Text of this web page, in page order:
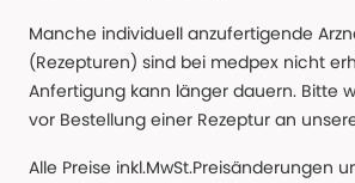
Manche individuell anzufertigende
(Rezepturen) sind bei medpex nicht
Anfertigung kann länger dauern. Bitte
vor Bestellung einer Rezeptur an
Alle Preise inkl.MwSt.Preisänderungen